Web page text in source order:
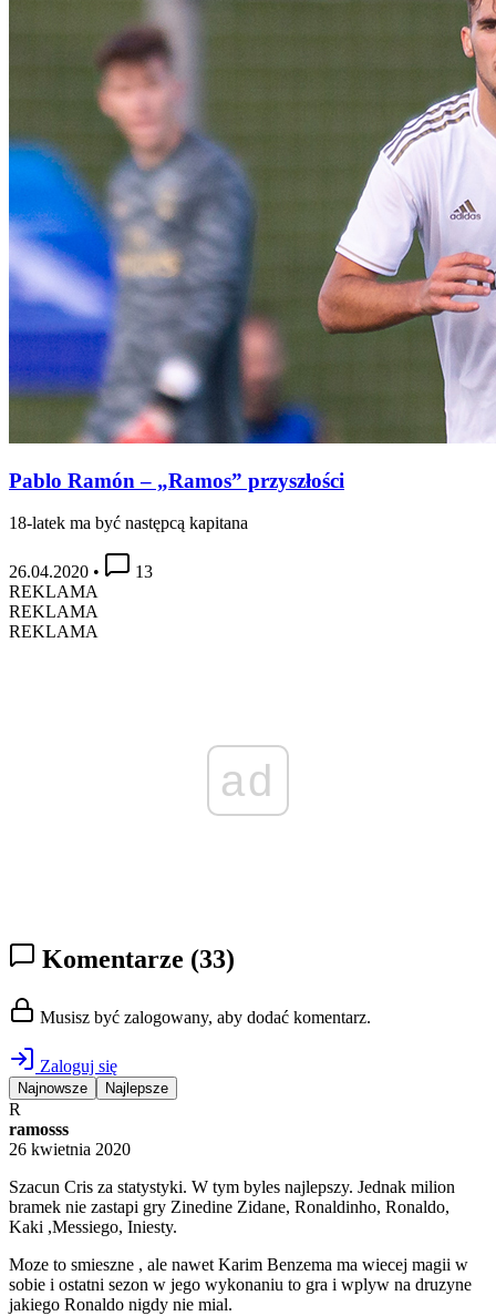
Pablo Ramón – „Ramos” przyszłości
18-latek ma być następcą kapitana
26.04.2020 •
13
REKLAMA
REKLAMA
REKLAMA
ad
Komentarze (33)
Musisz być zalogowany, aby dodać komentarz.
Zaloguj się
Najnowsze Najlepsze
R
ramosss
26 kwietnia 2020
Szacun Cris za statystyki. W tym byles najlepszy. Jednak milion
bramek nie zastapi gry Zinedine Zidane, Ronaldinho, Ronaldo,
Kaki ,Messiego, Iniesty.
Moze to smieszne , ale nawet Karim Benzema ma wiecej magii w
sobie i ostatni sezon w jego wykonaniu to gra i wplyw na druzyne
jakiego Ronaldo nigdy nie mial.